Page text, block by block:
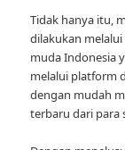
Tidak hanya itu,
dilakukan
muda Indonesia
melalui platform
dengan mudah
terbaru dari para